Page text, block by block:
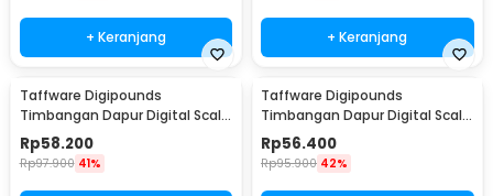
+ Keranjang + Keranjang
Taffware Digipounds
Timbangan Dapur Digital Scale
Battery 1g 10kg - Z2S
Rp58.200
Rp97.900 41%
Taffware Digipounds
Timbangan Dapur Digital Scale
Battery 1g 10kg - Z3S
Rp56.400
Rp95.900 42%